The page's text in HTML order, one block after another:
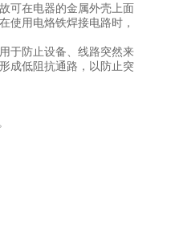
可在电器的金属外壳上面
使用电烙铁焊接电路时，
于防止设备、线路突然来
成低阻抗通路，以防止突